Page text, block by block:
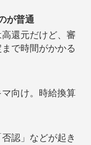
が普通
還元だけど、審
で時間がかかる
マ向け。時給換算
認」などが起き